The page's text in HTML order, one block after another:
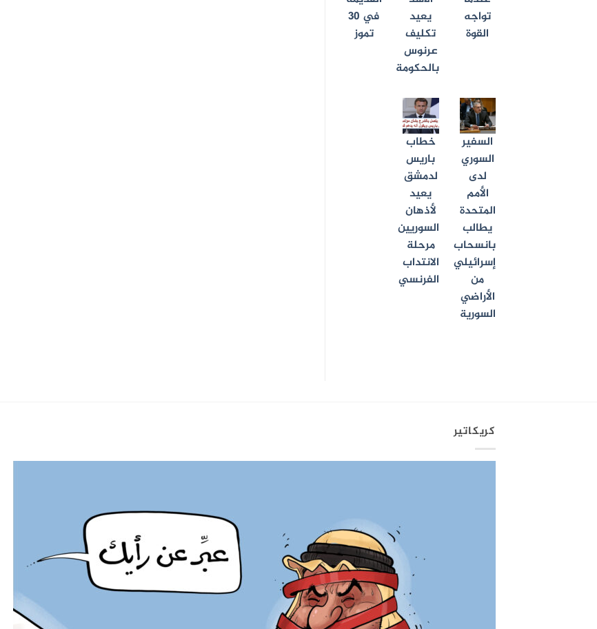
تواجه
القوة
يعيد
تكليف
عرنوس
بالحكومة
في 30
تموز
السفير
السوري
لدى
الأمم
المتحدة
يطالب
بانسحاب
إسرائيلي
من
الأراضي
السورية
خطاب
باريس
لدمشق
يعيد
لأذهان
السوريين
مرحلة
الانتداب
الفرنسي
كريكاتير